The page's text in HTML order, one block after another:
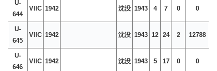
U-
644
VIIC 1942 沈没 1943 4 7 0 0
U-
645
VIIC 1942 沈没 1943 12 24 2 12788
U-
646
VIIC 1942 沈没 1943 5 17 0 0